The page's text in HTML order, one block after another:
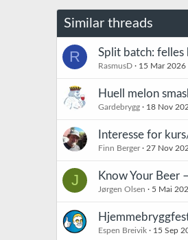
Similar threads
R Split batch: felles
RasmusD 15 Mar 2026
Huell melon
Gardebrygg 18 Nov
Interesse for
Finn Berger 27 Nov
J Know Your Beer
Jørgen Olsen 5 Mai
Espen Breivik 15 Sep